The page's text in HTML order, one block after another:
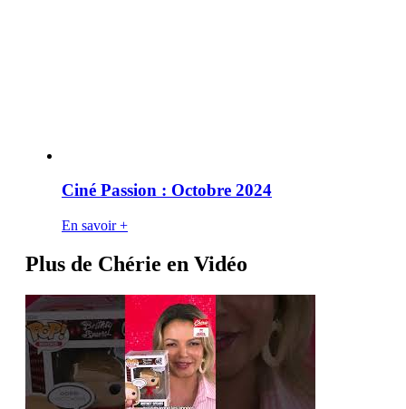
Ciné Passion : Octobre 2024
En savoir +
Plus de Chérie en Vidéo